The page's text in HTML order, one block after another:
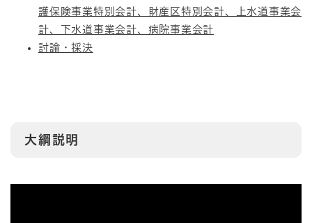
護保険事業特別会計、財産区特別会計、上水道事業会
計、下水道事業会計、病院事業会計
討論・採決
大綱説明